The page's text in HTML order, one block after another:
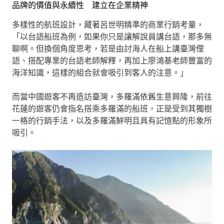
品牌的價值與永續性 建立在企業精神
多樣性的航班設計，藏著呂世明精準的商業行銷考量，
「以台語船班為例，如果你只是讓解說員講台語，那多無
聊啊。但換個角度思考，若是由討海人在船上講臺灣俚
語、搭配專業的台語老師解釋，再加上廖鴻基老師豐富的
海洋知識，這樣的組合就會吸引到客人的注意。」
而當中國遊客不再造訪臺灣，多羅滿依舊生意興隆，前往
花蓮的遊客仍會指名搭乘多羅滿的船班，正是受到其獨樹
一格的行銷手法，以及多羅滿鮮明且具有記憶點的形象所
吸引。